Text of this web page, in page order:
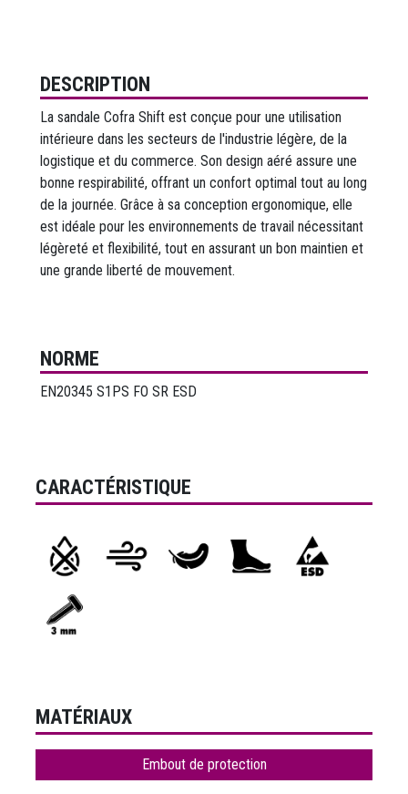
DESCRIPTION
La sandale Cofra Shift est conçue pour une utilisation
intérieure dans les secteurs de l'industrie légère, de la
logistique et du commerce. Son design aéré assure une
bonne respirabilité, offrant un confort optimal tout au long
de la journée. Grâce à sa conception ergonomique, elle
est idéale pour les environnements de travail nécessitant
légèreté et flexibilité, tout en assurant un bon maintien et
une grande liberté de mouvement.
NORME
EN20345 S1PS FO SR ESD
CARACTÉRISTIQUE
MATÉRIAUX
Embout de protection